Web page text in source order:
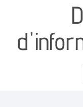
canapés et
séjours
meubles de